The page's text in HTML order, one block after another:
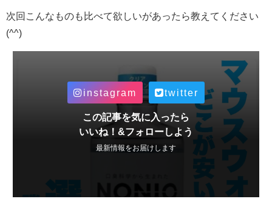
次回こんなものも比べて欲しいがあったら教えてください
(^^)
instagram twitter
この記事を気に入ったら
いいね！&フォローしよう
最新情報をお届けします